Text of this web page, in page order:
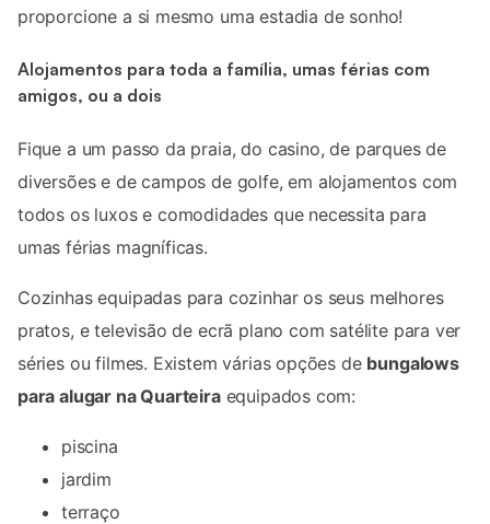
proporcione a si mesmo uma estadia de sonho!
Alojamentos para toda a família, umas férias com
amigos, ou a dois
Fique a um passo da praia, do casino, de parques de
diversões e de campos de golfe, em alojamentos com
todos os luxos e comodidades que necessita para
umas férias magníficas.
Cozinhas equipadas para cozinhar os seus melhores
pratos, e televisão de ecrã plano com satélite para ver
séries ou filmes. Existem várias opções de bungalows
para alugar na Quarteiraequipados com:
piscina
jardim
terraço